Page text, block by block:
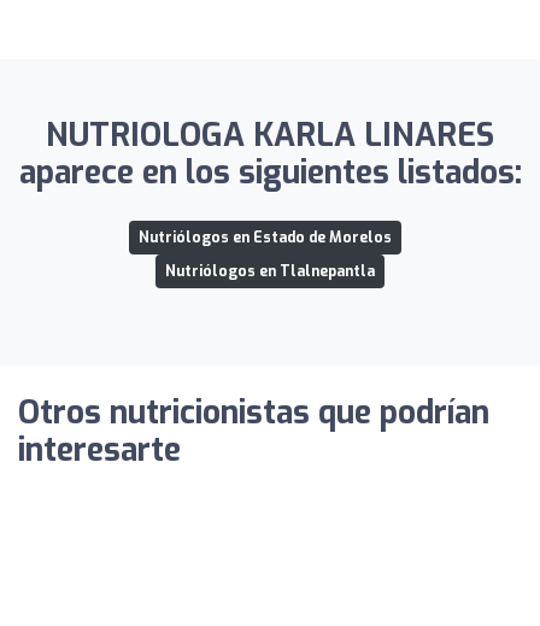
NUTRIOLOGA KARLA LINARES
aparece en los siguientes listados:
Nutriólogos en Estado de Morelos
Nutriólogos en Tlalnepantla
Otros nutricionistas que podrían
interesarte